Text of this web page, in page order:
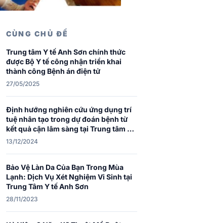
CÙNG CHỦ ĐỀ
Trung tâm Y tế Anh Sơn chính thức
được Bộ Y tế công nhận triển khai
thành công Bệnh án điện tử
27/05/2025
Định hướng nghiên cứu ứng dụng trí
tuệ nhân tạo trong dự đoán bệnh từ
kết quả cận lâm sàng tại Trung tâm Y
tế huyện Anh Sơn
13/12/2024
Bảo Vệ Làn Da Của Bạn Trong Mùa
Lạnh: Dịch Vụ Xét Nghiệm Vi Sinh tại
Trung Tâm Y tế Anh Sơn
28/11/2023